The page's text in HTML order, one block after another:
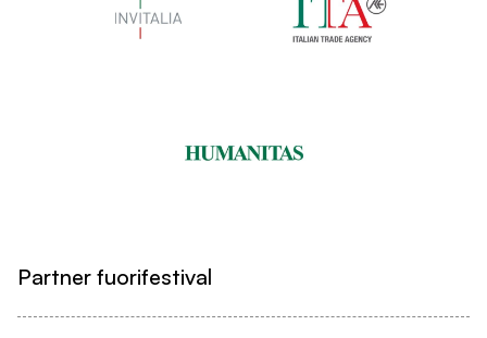
Partner fuorifestival